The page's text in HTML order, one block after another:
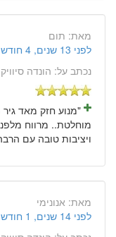
מאת: תום
לפני 13 שנים, 4 חודשים
נכתב על: הונדה סיוויק 2010 סדאן 4 דלתות
"מנוע חזק מאד גיר
מוחלטת.. מרווח
ויציבות טובה עם
מאת: אנונימי
לפני 14 שנים, 1 חודש